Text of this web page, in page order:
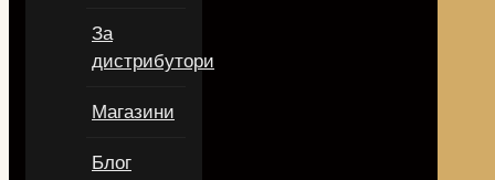
За
дистрибутори
Магазини
Блог